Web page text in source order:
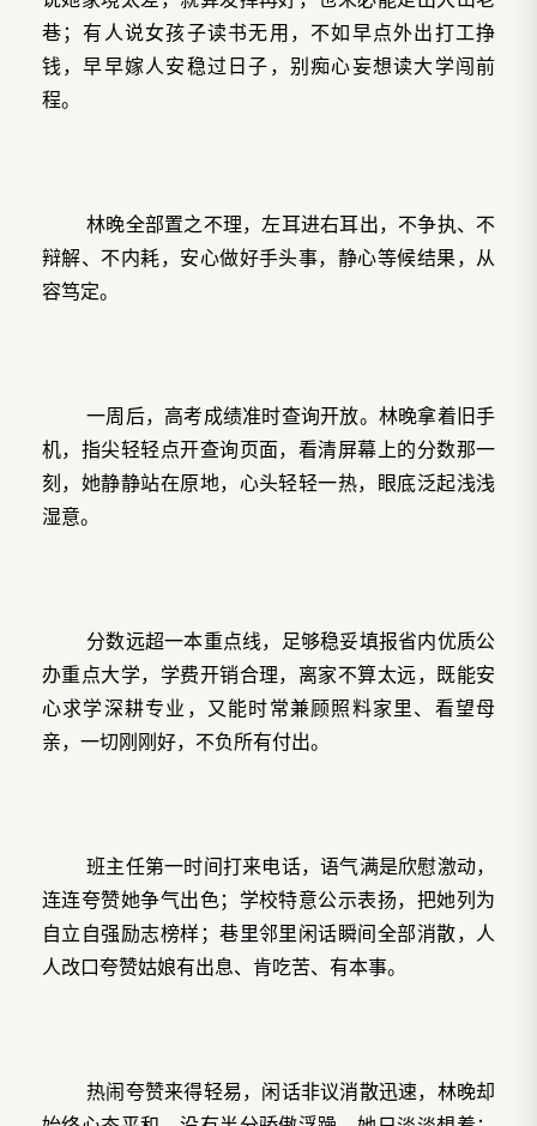
巷；有人说女孩子读书无用，不如早点外出打工挣
钱，早早嫁人安稳过日子，别痴心妄想读大学闯前
程。
林晚全部置之不理，左耳进右耳出，不争执、不
辩解、不内耗，安心做好手头事，静心等候结果，从
容笃定。
一周后，高考成绩准时查询开放。林晚拿着旧手
机，指尖轻轻点开查询页面，看清屏幕上的分数那一
刻，她静静站在原地，心头轻轻一热，眼底泛起浅浅
湿意。
分数远超一本重点线，足够稳妥填报省内优质公
办重点大学，学费开销合理，离家不算太远，既能安
心求学深耕专业，又能时常兼顾照料家里、看望母
亲，一切刚刚好，不负所有付出。
班主任第一时间打来电话，语气满是欣慰激动，
连连夸赞她争气出色；学校特意公示表扬，把她列为
自立自强励志榜样；巷里邻里闲话瞬间全部消散，人
人改口夸赞姑娘有出息、肯吃苦、有本事。
热闹夸赞来得轻易，闲话非议消散迅速，林晚却